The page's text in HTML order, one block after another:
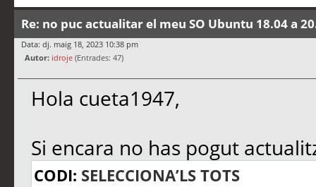
Re: no puc actualitar el meu SO Ubuntu 18.04 a
Data: dj. maig 18, 2023 10:38 pm
Autor: idroje (Entrades: 47)
Hola cueta1947,
Si encara no has pogut
CODI: SELECCIONA’LS TOTS